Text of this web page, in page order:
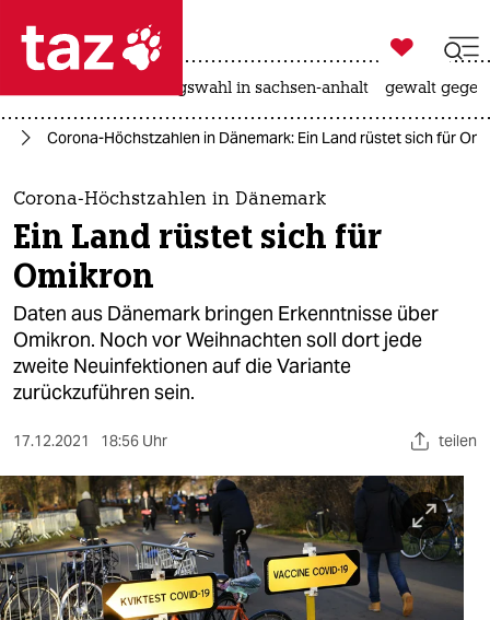
 taz zahl ich
taz zahl ich
themen
politik
öko
gesellschaft
kultur
sport
berlin
nord
wahrheit

taz zahl ich
landtagswahl in sachsen-anhalt gewalt
Corona-Höchstzahlen in Dänemark: Ein Land rüstet sich für
Corona-Höchstzahlen in Dänemark
Ein Land rüstet sich für
Omikron
Daten aus Dänemark bringen Erkenntnisse über
Omikron. Noch vor Weihnachten soll dort jede
zweite Neuinfektionen auf die Variante
zurückzuführen sein.
17.12.2021 18:56 Uhr teilen